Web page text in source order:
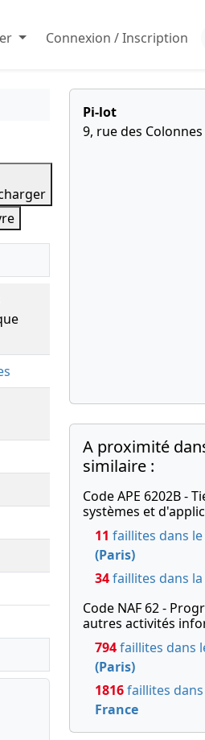
Connexion / Inscription
Pi-lot
9, rue des
A proximité
similaire :
Code APE 6202B -
systèmes et
11 faillites dans le
(Paris)
34faillites dans
Code NAF 62 -
autres activités
794faillites dans
(Paris)
1816faillites
France